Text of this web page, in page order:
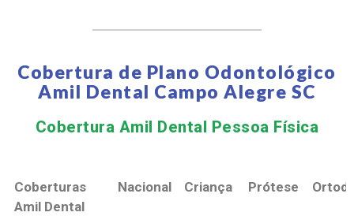
Cobertura de Plano Odontológico
Amil Dental Campo Alegre SC
Cobertura Amil Dental Pessoa Física​
Coberturas
Amil Dental
Nacional Criança Prótese